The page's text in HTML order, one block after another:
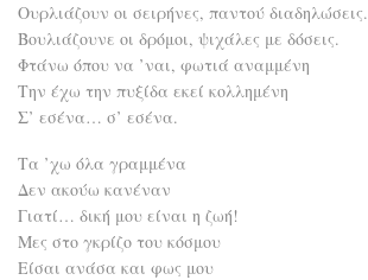
Ουρλιάζουν οι σειρήνες, παντού διαδηλώσεις.
Βουλιάζουνε οι δρόμοι, ψιχάλες με δόσεις.
Φτάνω όπου να ’ναι, φωτιά αναμμένη
Την έχω την πυξίδα εκεί κολλημένη
Σ’ εσένα… σ’ εσένα.
Τα ’χω όλα γραμμένα
Δεν ακούω κανέναν
Γιατί… δική μου είναι η ζωή!
Μες στο γκρίζο του κόσμου
Είσαι ανάσα και φως μου